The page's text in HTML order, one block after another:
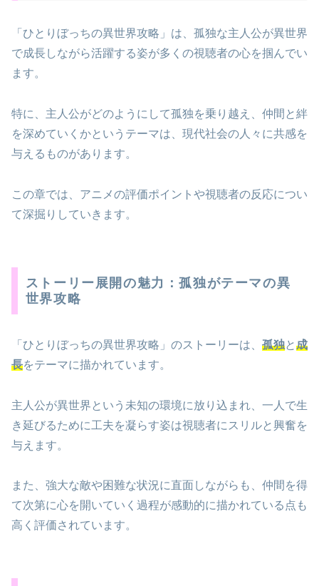
「ひとりぼっちの異世界攻略」は、孤独な主人公が異世界
で成長しながら活躍する姿が多くの視聴者の心を掴んでい
ます。
特に、主人公がどのようにして孤独を乗り越え、仲間と絆
を深めていくかというテーマは、現代社会の人々に共感を
与えるものがあります。
この章では、アニメの評価ポイントや視聴者の反応につい
て深掘りしていきます。
ストーリー展開の魅力：孤独がテーマの異
世界攻略
「ひとりぼっちの異世界攻略」のストーリーは、 孤独と成
長をテーマに描かれています。
主人公が異世界という未知の環境に放り込まれ、一人で生
き延びるために工夫を凝らす姿は視聴者にスリルと興奮を
与えます。
また、強大な敵や困難な状況に直面しながらも、仲間を得
て次第に心を開いていく過程が感動的に描かれている点も
高く評価されています。